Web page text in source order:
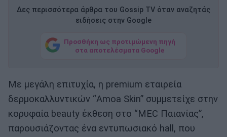
Δες περισσότερα άρθρα του Gossip TV όταν αναζητάς
ειδήσεις στην Google
Προσθήκη ως προτιμώμενη πηγή
στα αποτελέσματα Google
Με μεγάλη επιτυχία, η premium εταιρεία
δερμοκαλλυντικών “Amoa Skin” συμμετείχε στην
κορυφαία beauty έκθεση στο “MEC Παιανίας”,
παρουσιάζοντας ένα εντυπωσιακό hall, που